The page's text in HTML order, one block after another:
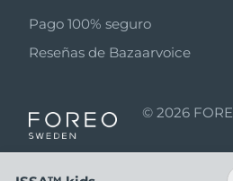
batería
Afiliados
Noticias de afiliados
Asociados
Pago 100% seguro
Reseñas de Bazaarvoice
© 2026